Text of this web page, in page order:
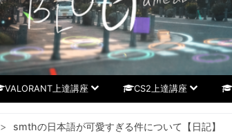
VALORANT上達講座 CS2上達講座
> smthの日本語が可愛すぎる件について【日記】